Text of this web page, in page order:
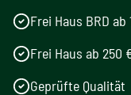
Frei Haus BRD ab
Frei Haus ab 250
Geprüfte Qualität